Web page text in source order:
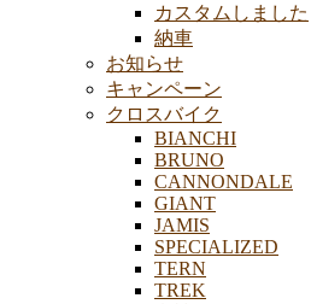
カスタムしました
納車
お知らせ
キャンペーン
クロスバイク
BIANCHI
BRUNO
CANNONDALE
GIANT
JAMIS
SPECIALIZED
TERN
TREK